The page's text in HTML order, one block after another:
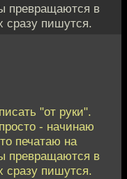
превращаются в
сразу пишутся.
"от руки".
- начинаю
печатаю на
превращаются в
сразу пишутся.